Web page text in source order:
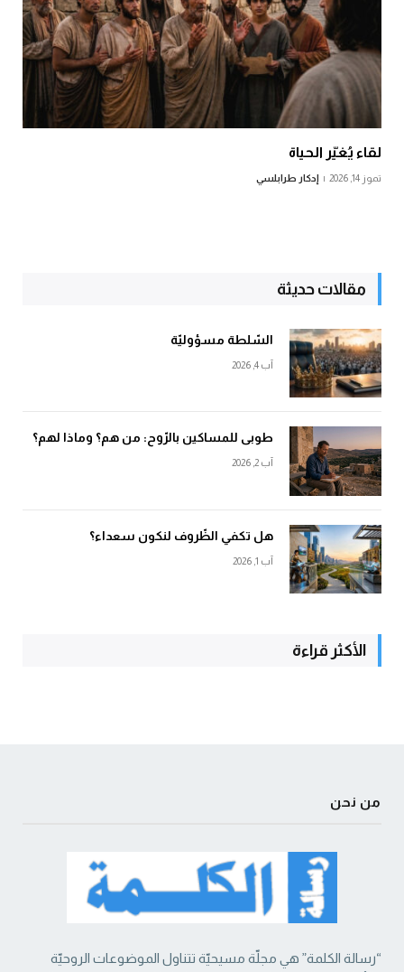
لقاء يُغيّر الحياة
تموز 14, 2026 إدكار طرابلسي
مقالات حديثة
السّلطة مسؤوليّة
آب 4, 2026
طوبى للمساكين بالرّوح: من هم؟ وماذا لهم؟
آب 2, 2026
هل تكفي الظّروف لنكون سعداء؟
آب 1, 2026
الأكثر قراءة
من نحن
“رسالة الكلمة” هي مجلّة مسيحيّة تتناول الموضوعات الروحيّة